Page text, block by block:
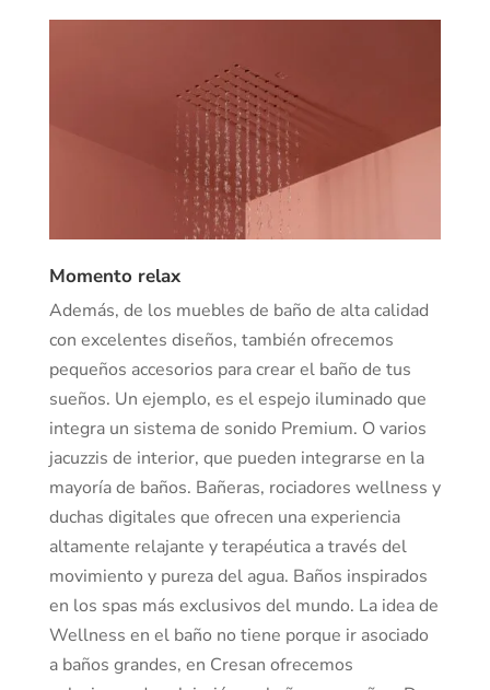
Momento relax
Además, de los muebles de baño de alta calidad
con excelentes diseños, también ofrecemos
pequeños accesorios para crear el baño de tus
sueños. Un ejemplo, es el espejo iluminado que
integra un sistema de sonido Premium. O varios
jacuzzis de interior, que pueden integrarse en la
mayoría de baños. Bañeras, rociadores wellness y
duchas digitales que ofrecen una experiencia
altamente relajante y terapéutica a través del
movimiento y pureza del agua. Baños inspirados
en los spas más exclusivos del mundo. La idea de
Wellness en el baño no tiene porque ir asociado
a baños grandes, en Cresan ofrecemos